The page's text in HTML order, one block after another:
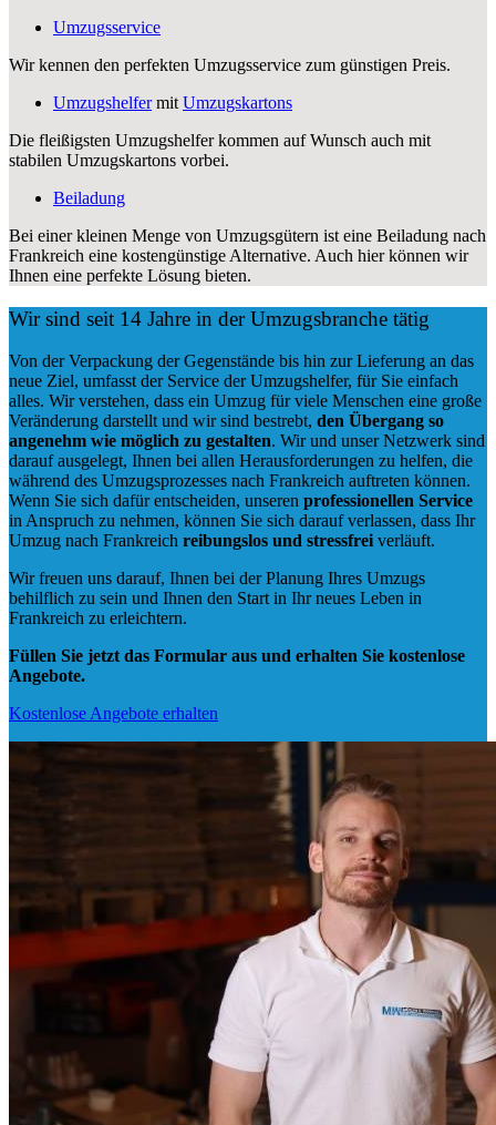
Umzugsservice
Wir kennen den perfekten Umzugsservice zum günstigen Preis.
Umzugshelfermit Umzugskartons
Die fleißigsten Umzugshelfer kommen auf Wunsch auch mit
stabilen Umzugskartons vorbei.
Beiladung
Bei einer kleinen Menge von Umzugsgütern ist eine Beiladung nach
Frankreich eine kostengünstige Alternative. Auch hier können wir
Ihnen eine perfekte Lösung bieten.
Wir sind seit 14 Jahre in der Umzugsbranche tätig
Von der Verpackung der Gegenstände bis hin zur Lieferung an das
neue Ziel, umfasst der Service der Umzugshelfer, für Sie einfach
alles. Wir verstehen, dass ein Umzug für viele Menschen eine große
Veränderung darstellt und wir sind bestrebt, den Übergang so
angenehm wie möglich zu gestalten. Wir und unser Netzwerk sind
darauf ausgelegt, Ihnen bei allen Herausforderungen zu helfen, die
während des Umzugsprozesses nach Frankreich auftreten können.
Wenn Sie sich dafür entscheiden, unseren professionellen Service
in Anspruch zu nehmen, können Sie sich darauf verlassen, dass Ihr
Umzug nach Frankreich reibungslos und stressfrei verläuft.
Wir freuen uns darauf, Ihnen bei der Planung Ihres Umzugs
behilflich zu sein und Ihnen den Start in Ihr neues Leben in
Frankreich zu erleichtern.
Füllen Sie jetzt das Formular aus und erhalten Sie kostenlose
Angebote.
Kostenlose Angebote erhalten